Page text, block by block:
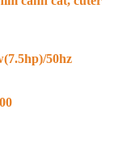
50hz